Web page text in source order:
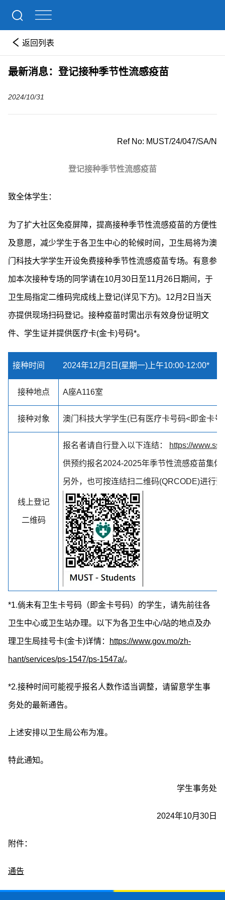
返回列表
最新消息：登记接种季节性流感疫苗
2024/10/31
Ref No: MUST/24/047/SA/N
登记接种季节性流感疫苗
致全体学生：
为了扩大社区免疫屏障，提高接种季节性流感疫苗的方便性
及意愿，减少学生于各卫生中心的轮候时间，卫生局将为澳
门科技大学学生开设免费接种季节性流感疫苗专场。有意参
加本次接种专场的同学请在10月30日至11月26日期间，于
卫生局指定二维码完成线上登记(详见下方)。12月2日当天
亦提供现场扫码登记。接种疫苗时需出示有效身份证明文
件、学生证并提供医疗卡(金卡)号码*。
接种时间 2024年12月2日(星期一)上午10:00-12:00*
接种地点 A座A116室
接种对象 澳门科技大学学生(已有医疗卡号码<即金卡号
线上登记
二维码
报名者请自行登入以下连结： https://
供预约报名2024-2025年季节性流感疫苗集体
另外，也可按连结扫二维码(QRCODE)进行
*1.倘未有卫生卡号码（即金卡号码）的学生，请先前往各
卫生中心或卫生站办理。以下为各卫生中心/站的地点及办
理卫生局挂号卡(金卡)详情： https://www.gov.mo/zh-
hant/services/ps-1547/ps-1547a/。
*2.接种时间可能视乎报名人数作适当调整，请留意学生事
务处的最新通告。
上述安排以卫生局公布为准。
特此通知。
学生事务处
2024年10月30日
附件：
通告